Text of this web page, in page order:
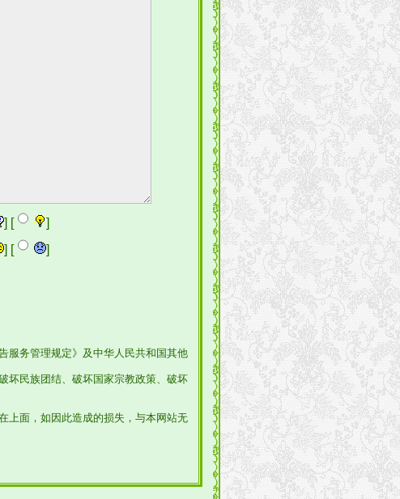
] [
]
] [
]
服务管理规定》及中华人民共和国其他
坏民族团结、破坏国家宗教政策、破坏
上面，如因此造成的损失，与本网站无